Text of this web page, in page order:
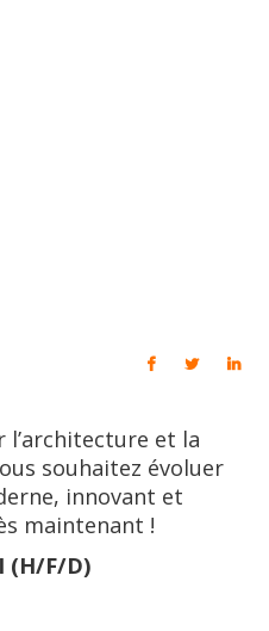
l’architecture et la
souhaitez évoluer
innovant et
maintenant !
(H/F/D)